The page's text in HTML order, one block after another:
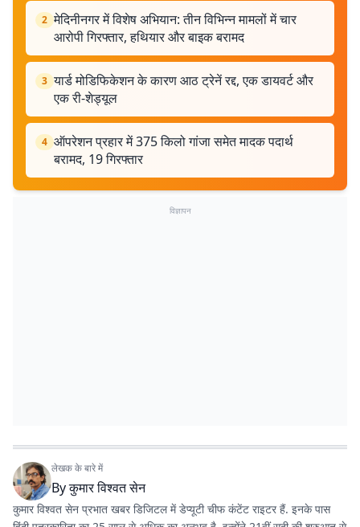
2 मेदिनीनगर में विशेष अभियान: तीन विभिन्न मामलों में चार
आरोपी गिरफ्तार, हथियार और बाइक बरामद
3 यार्ड मोडिफिकेशन के कारण आठ ट्रेनें रद्द, एक डायवर्ट और
एक री-शेड्यूल
4 ऑपरेशन प्रहार में 375 किलो गांजा समेत मादक पदार्थ
बरामद, 19 गिरफ्तार
विज्ञापन
लेखक के बारे में
Byकुमार विश्वत सेन
कुमार विश्वत सेन प्रभात खबर डिजिटल में डेप्यूटी चीफ कंटेंट राइटर हैं. इनके पास